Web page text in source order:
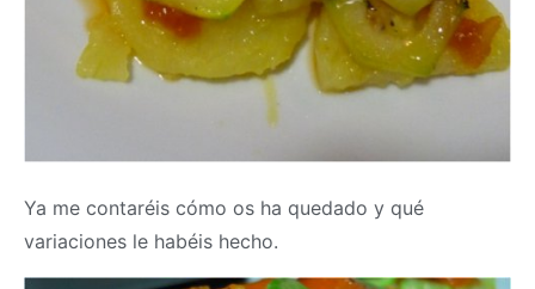
Ya me contaréis cómo os ha quedado y qué
variaciones le habéis hecho.